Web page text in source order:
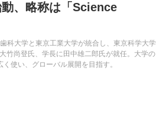
、略称は「Science
科大学と東京工業大学が統合し、東京科学大学
竹尚登氏、学長に田中雄二郎氏が就任。大学の
使い、グローバル展開を目指す。